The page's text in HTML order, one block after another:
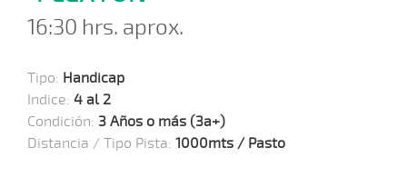
16:30 hrs. aprox.
Tipo: Handicap
Indice: 4 al 2
Condición: 3 Años o más (3a+)
Distancia / Tipo Pista: 1000mts / Pasto